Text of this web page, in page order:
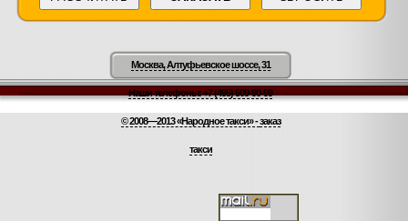
Москва, Алтуфьевское шоссе, 31
Наши телефоны:+7 (495) 509-90-99
© 2008—2013 «Народное такси» -заказ
такси